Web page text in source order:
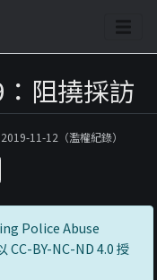
阻撓採訪
2019-11-12（濫權紀錄）
Police Abuse
BY-NC-ND 4.0 授